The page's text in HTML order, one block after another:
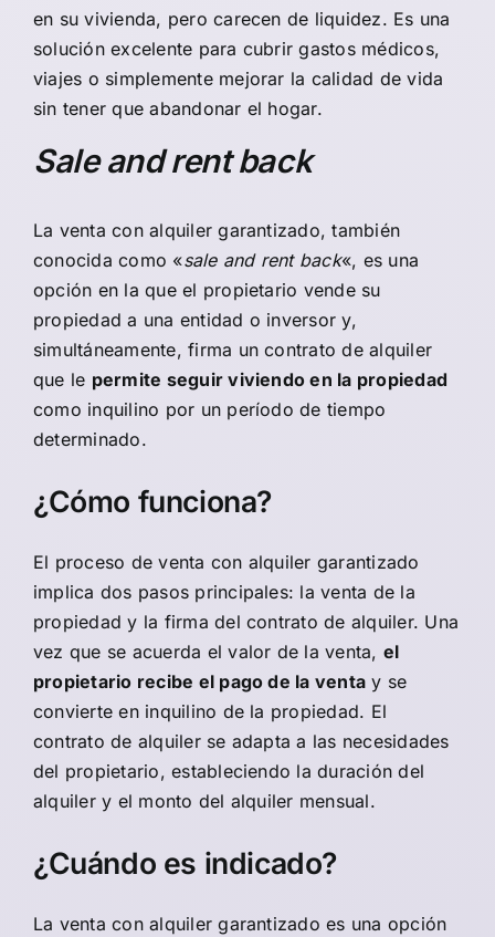
en su vivienda, pero carecen de liquidez. Es una
solución excelente para cubrir gastos médicos,
viajes o simplemente mejorar la calidad de vida
sin tener que abandonar el hogar.
Sale and rent back
La venta con alquiler garantizado, también
conocida como «sale and rent back«, es una
opción en la que el propietario vende su
propiedad a una entidad o inversor y,
simultáneamente, firma un contrato de alquiler
que le permite seguir viviendo en la propiedad
como inquilino por un período de tiempo
determinado.
¿Cómo funciona?
El proceso de venta con alquiler garantizado
implica dos pasos principales: la venta de la
propiedad y la firma del contrato de alquiler. Una
vez que se acuerda el valor de la venta, el
propietario recibe el pago de la venta y se
convierte en inquilino de la propiedad. El
contrato de alquiler se adapta a las necesidades
del propietario, estableciendo la duración del
alquiler y el monto del alquiler mensual.
¿Cuándo es indicado?
La venta con alquiler garantizado es una opción